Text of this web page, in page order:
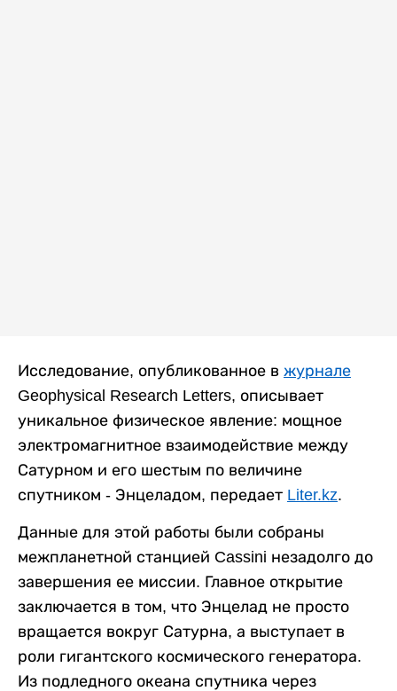
Исследование, опубликованное в журнале
Geophysical Research Letters, описывает
уникальное физическое явление: мощное
электромагнитное взаимодействие между
Сатурном и его шестым по величине
спутником - Энцеладом, передает Liter.kz.
Данные для этой работы были собраны
межпланетной станцией Cassini незадолго до
завершения ее миссии. Главное открытие
заключается в том, что Энцелад не просто
вращается вокруг Сатурна, а выступает в
роли гигантского космического генератора.
Из подледного океана спутника через